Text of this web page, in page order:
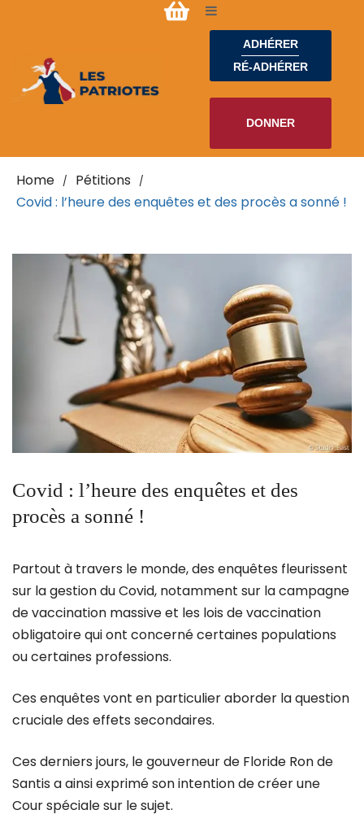
ADHÉRER
RÉ-ADHÉRER
DONNER
Home / Pétitions /
Covid : l’heure des enquêtes et des procès a sonné !
Covid : l’heure des enquêtes et des
procès a sonné !
Partout à travers le monde, des enquêtes fleurissent
sur la gestion du Covid, notamment sur la campagne
de vaccination massive et les lois de vaccination
obligatoire qui ont concerné certaines populations
ou certaines professions.
Ces enquêtes vont en particulier aborder la question
cruciale des effets secondaires.
Ces derniers jours, le gouverneur de Floride Ron de
Santis a ainsi exprimé son intention de créer une
Cour spéciale sur le sujet.